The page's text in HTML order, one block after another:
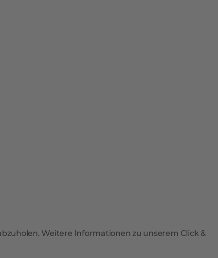
Weitere Informationen zu unserem Click &